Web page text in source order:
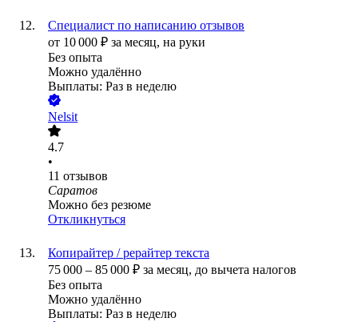
Специалист по написанию отзывов
от 10 000 ₽ за месяц, на руки
Без опыта
Можно удалённо
Выплаты: Раз в неделю
Nelsit
4.7
•
11 отзывов
Саратов
Можно без резюме
Откликнуться
Копирайтер / рерайтер текста
75 000 – 85 000 ₽ за месяц, до вычета налогов
Без опыта
Можно удалённо
Выплаты: Раз в неделю